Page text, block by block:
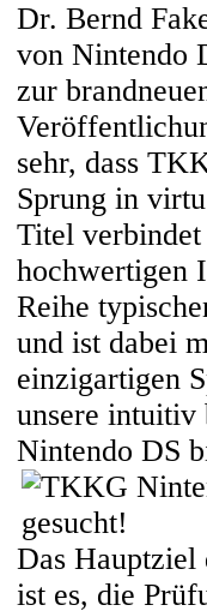
Dr. Bernd
von Nintendo
zur
sehr, dass
Sprung in
Titel
hochwertigen
Reihe
und ist dabei
einzigartigen
unsere intuitiv
Nintendo DS
Das Hauptziel
ist es, die